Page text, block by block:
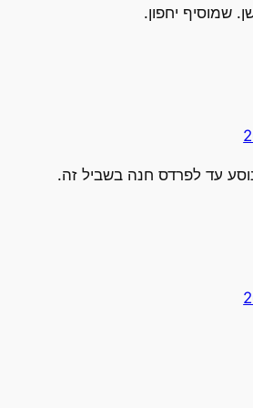
שמוסיף יחפון.
עד לפרדס חנה בשביל זה.